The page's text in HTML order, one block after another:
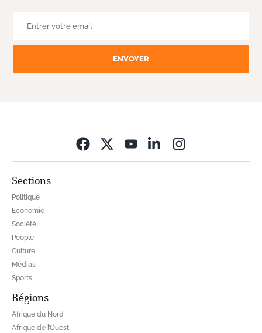
ENVOYER
Sections
Politique
Economie
Société
People
Culture
Médias
Sports
Régions
Afrique du Nord
Afrique de l’Ouest